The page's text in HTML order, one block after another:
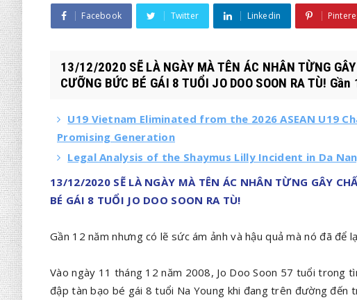
Facebook Twitter Linkedin
13/12/2020 SẼ LÀ NGÀY MÀ TÊN ÁC NHÂN TỪNG
CƯỠNG BỨC BÉ GÁI 8 TUỔI JO DOO SOON RA TÙ!
U19 Vietnam Eliminated from the 2026 ASEAN U19
Promising Generation
Legal Analysis of the Shaymus Lilly Incident in Da
13/12/2020 SẼ LÀ NGÀY MÀ TÊN ÁC NHÂN TỪNG GÂY
BÉ GÁI 8 TUỔI JO DOO SOON RA TÙ!
Gần 12 năm nhưng có lẽ sức ám ảnh và hậu quả mà nó đã để
Vào ngày 11 tháng 12 năm 2008, Jo Doo Soon 57 tuổi trong
đập tàn bạo bé gái 8 tuổi Na Young khi đang trên đường đến